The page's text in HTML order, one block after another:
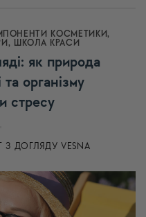
КОСМЕТИКИ ,
, ШКОЛА КРАСИ
як природа
організму
стресу
З ДОГЛЯДУ VESNA